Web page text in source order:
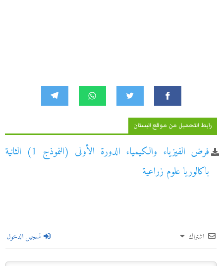
رابط التحميل من موقع البستان
فرض الفيزياء والكيمياء الدورة الأولى (النموذج 1) الثانية
باكالوريا علوم زراعية
اشتراك تسجيل الدخول